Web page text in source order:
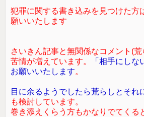
犯罪に関する書き込みを見つけた方
願いいたします
さいきん記事と無関係なコメント(荒
苦情が増えています。
「相手にしな
お願いいたします。
目に余るようでしたら荒らしとそれ
も検討しています。
巻き添えくらう方もかなりでてくる